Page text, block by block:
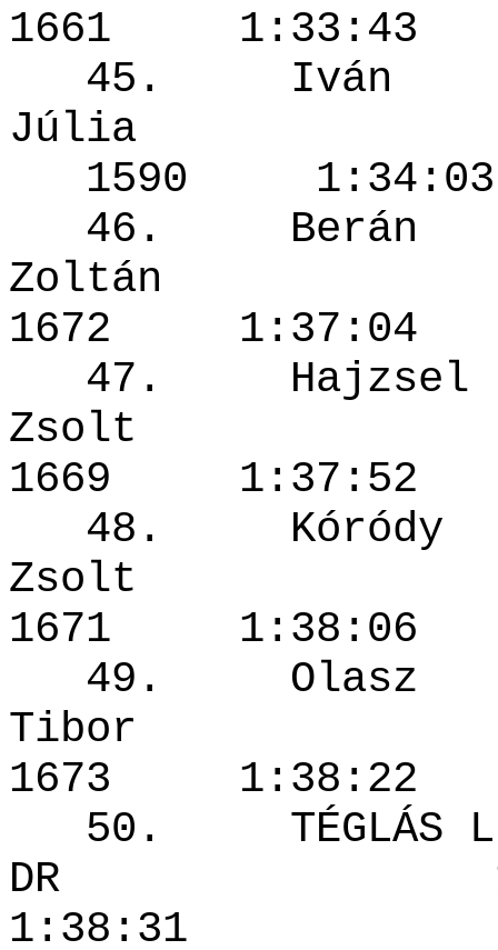
1661
45. Iván
Júlia
1590
46. Berán
1672
47. Hajzsel
Zsolt
1669
48. Kóródy
Zsolt
1671
49. Olasz
Tibor
1673
50. TÉGLÁS
DR
1:38:31